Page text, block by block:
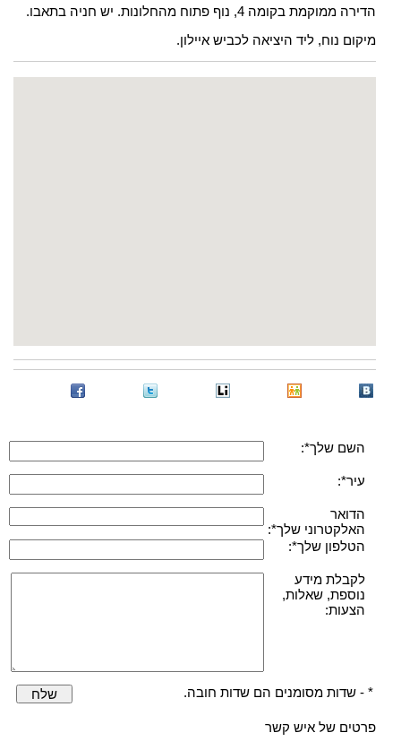
הדירה ממוקמת בקומה 4, נוף פתוח מהחלונות. יש חניה בתאבו.
מיקום נוח, ליד היציאה לכביש איילון.
השם שלך*:
עיר*:
הדואר
האלקטרוני שלך*:
הטלפון שלך*:
לקבלת מידע
נוספת, שאלות,
הצעות:
* - שדות מסומנים הם שדות חובה. שלח
פרטים של איש קשר